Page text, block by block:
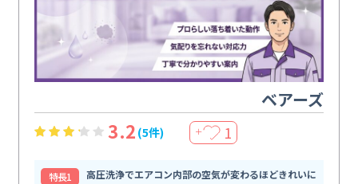
ベアーズ
3.2 (5件) ＋ 1
特⻑1
高圧洗浄でエアコン内部の空気が変わるほどきれいに